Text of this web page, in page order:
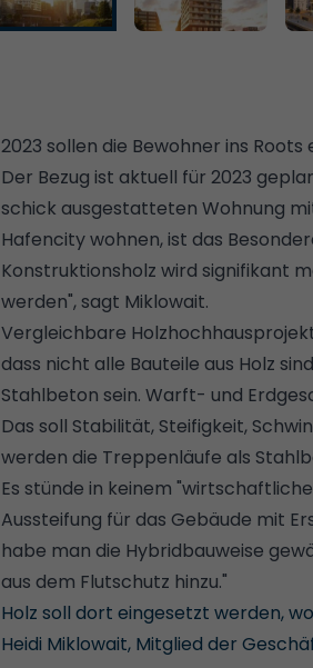
2023 sollen die Bewohner ins Roots
Der Bezug ist aktuell für 2023
schick ausgestatteten Wohnung
Hafencity wohnen, ist das
Konstruktionsholz wird signifikant
werden", sagt Miklowait.
Vergleichbare
dass nicht alle Bauteile aus Holz
Stahlbeton sein. Warft- und
Das soll Stabilität, Steifigkeit,
werden die Treppenläufe als
Es stünde in keinem
Aussteifung für das Gebäude mit
habe man die Hybridbauweise
aus dem Flutschutz hinzu."
Holz soll dort eingesetzt werden,
Heidi Miklowait, Mitglied der